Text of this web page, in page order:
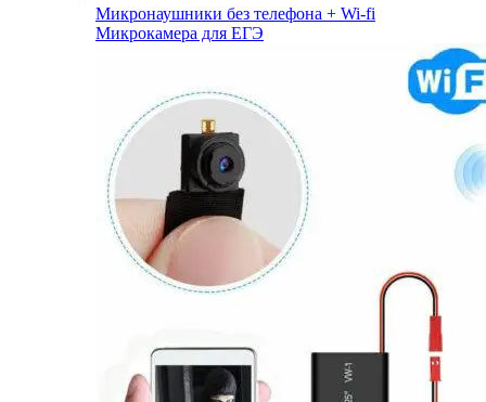
Микронаушники без телефона + Wi-fi
Микрокамера для ЕГЭ